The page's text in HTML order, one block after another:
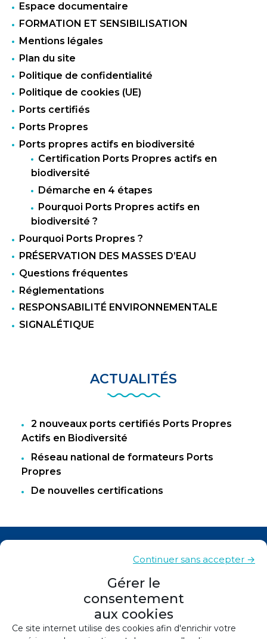
Gérer le
consentement
aux cookies
Ce site internet utilise des cookies afin d'enrichir votre
Continuer sans accepter →
Espace documentaire
FORMATION ET SENSIBILISATION
Mentions légales
Plan du site
Politique de confidentialité
Politique de cookies (UE)
Ports certifiés
Ports Propres
Ports propres actifs en biodiversité
Certification Ports Propres actifs en
biodiversité
Démarche en 4 étapes
Pourquoi Ports Propres actifs en
biodiversité ?
Pourquoi Ports Propres ?
PRÉSERVATION DES MASSES D’EAU
Questions fréquentes
Réglementations
RESPONSABILITÉ ENVIRONNEMENTALE
SIGNALÉTIQUE
ACTUALITÉS
2 nouveaux ports certifiés Ports Propres
Actifs en Biodiversité
Réseau national de formateurs Ports
Propres
De nouvelles certifications
Mentions légales